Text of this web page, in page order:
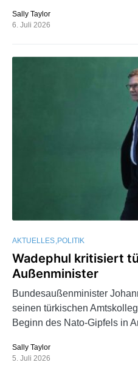
Sally Taylor
6. Juli 2026
AKTUELLES POLITIK
Wadephul kritisiert
Außenminister
Bundesaußenminister
seinen türkischen
Beginn des Nato-Gipfels in
Sally Taylor
5. Juli 2026